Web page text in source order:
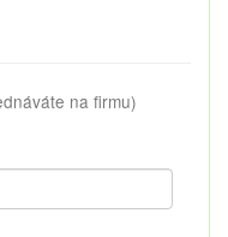
na firmu)